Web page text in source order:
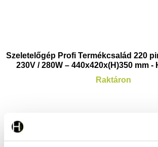
Szeletelőgép Profi Termékcsalád 220
230V / 280W – 440x420x(H)350 mm -
Raktáron